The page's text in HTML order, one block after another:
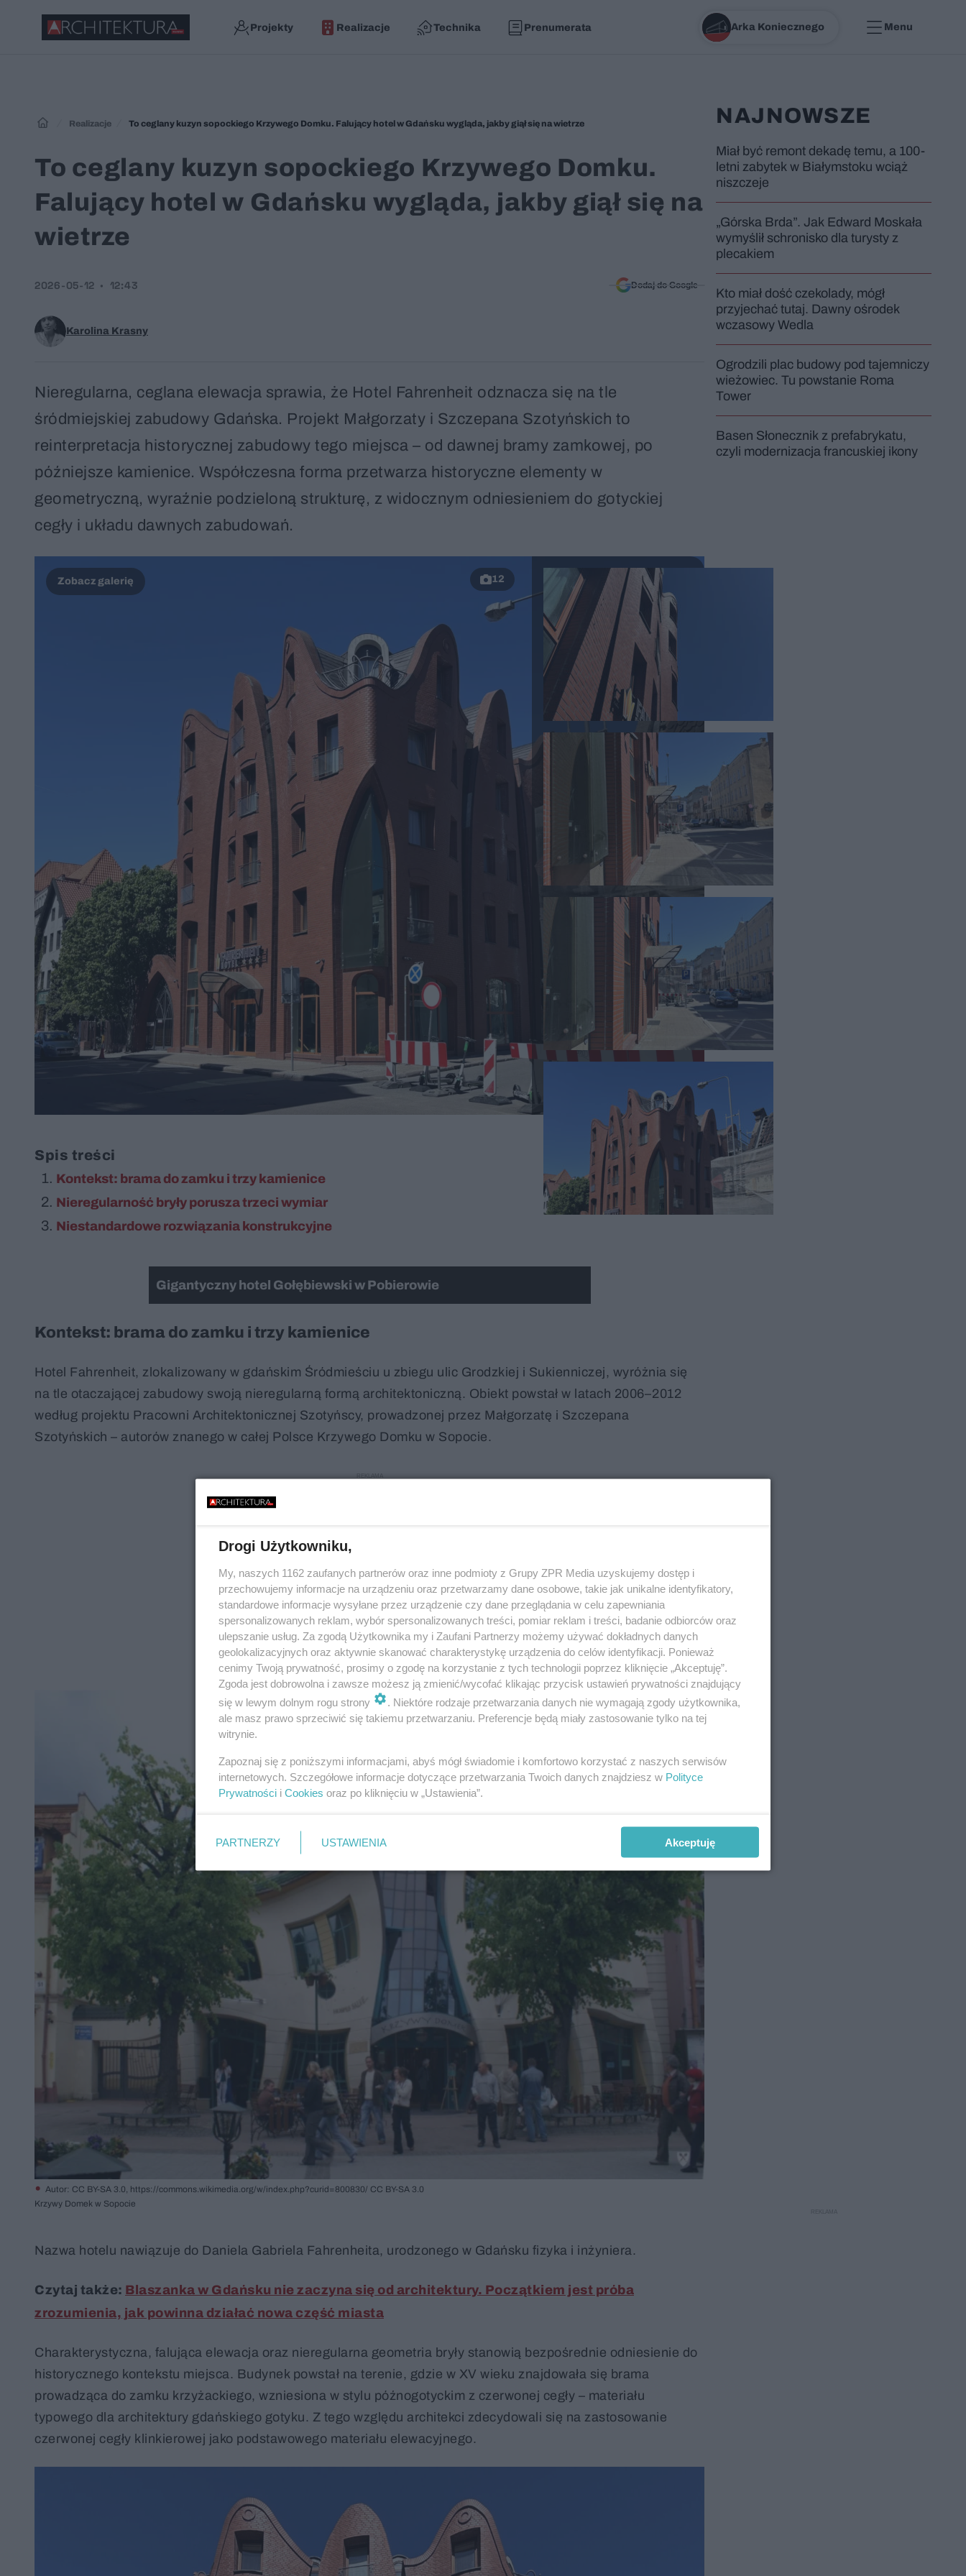
Projekty Realizacje Technika Prenumerata Arka Koniecznego Menu
Realizacje To ceglany kuzyn sopockiego Krzywego Domku. Falujący hotel w Gdańsku wygląda, jakby giął się na wietrze
To ceglany kuzyn sopockiego Krzywego Domku.
Falujący hotel w Gdańsku wygląda, jakby giął się na
wietrze
Karolina Krasny
2026-05-12 12:43 Dodaj do Google
Nieregularna, ceglana elewacja sprawia, że Hotel Fahrenheit odznacza się na tle
śródmiejskiej zabudowy Gdańska. Projekt Małgorzaty i Szczepana Szotyńskich to
reinterpretacja historycznej zabudowy tego miejsca – od dawnej bramy zamkowej, po
późniejsze kamienice. Współczesna forma przetwarza historyczne elementy w
geometryczną, wyraźnie podzieloną strukturę, z widocznym odniesieniem do gotyckiej
cegły i układu dawnych zabudowań.
12
Spis treści
Kontekst: brama do zamku i trzy kamienice
Nieregularność bryły porusza trzeci wymiar
Niestandardowe rozwiązania konstrukcyjne
Gigantyczny hotel Gołębiewski w Pobierowie
Kontekst: brama do zamku i trzy kamienice
Hotel Fahrenheit, zlokalizowany w gdańskim Śródmieściu u zbiegu ulic Grodzkiej i Sukienniczej, wyróżnia się
na tle otaczającej zabudowy swoją nieregularną formą architektoniczną. Obiekt powstał w latach 2006–2012
według projektu Pracowni Architektonicznej Szotyńscy, prowadzonej przez Małgorzatę i Szczepana
Szotyńskich – autorów znanego w całej Polsce Krzywego Domku w Sopocie.
Autor: CC BY-SA 3.0, https://commons.wikimedia.org/w/index.php?curid=800830/ CC BY-SA 3.0
Krzywy Domek w Sopocie
Nazwa hotelu nawiązuje do Daniela Gabriela Fahrenheita, urodzonego w Gdańsku fizyka i inżyniera.
Czytaj także: Blaszanka w Gdańsku nie zaczyna się od architektury. Początkiem jest próba
zrozumienia, jak powinna działać nowa część miasta
Charakterystyczna, falująca elewacja oraz nieregularna geometria bryły stanowią bezpośrednie odniesienie do
historycznego kontekstu miejsca. Budynek powstał na terenie, gdzie w XV wieku znajdowała się brama
prowadząca do zamku krzyżackiego, wzniesiona w stylu późnogotyckim z czerwonej cegły – materiału
typowego dla architektury gdańskiego gotyku. Z tego względu architekci zdecydowali się na zastosowanie
czerwonej cegły klinkierowej jako podstawowego materiału elewacyjnego.
NAJNOWSZE
Miał być remont dekadę temu, a 100-
letni zabytek w Białymstoku wciąż
niszczeje
„Górska Brda”. Jak Edward Moskała
wymyślił schronisko dla turysty z
plecakiem
Kto miał dość czekolady, mógł
przyjechać tutaj. Dawny ośrodek
wczasowy Wedla
Ogrodzili plac budowy pod tajemniczy
wieżowiec. Tu powstanie Roma
Tower
Basen Słonecznik z prefabrykatu,
czyli modernizacja francuskiej ikony
Drogi Użytkowniku,
My, naszych 1162 zaufanych partnerów oraz inne podmioty z Grupy ZPR Media uzyskujemy dostęp i
przechowujemy informacje na urządzeniu oraz przetwarzamy dane osobowe, takie jak unikalne identyfikatory,
standardowe informacje wysyłane przez urządzenie czy dane przeglądania w celu zapewniania
spersonalizowanych reklam, wybór spersonalizowanych treści, pomiar reklam i treści, badanie odbiorców oraz
ulepszanie usług. Za zgodą Użytkownika my i Zaufani Partnerzy możemy używać dokładnych danych
geolokalizacyjnych oraz aktywnie skanować charakterystykę urządzenia do celów identyfikacji. Ponieważ
cenimy Twoją prywatność, prosimy o zgodę na korzystanie z tych technologii poprzez kliknięcie „Akceptuję”.
Zgoda jest dobrowolna i zawsze możesz ją zmienić/wycofać klikając przycisk ustawień prywatności znajdujący
się w lewym dolnym rogu strony
. Niektóre rodzaje przetwarzania danych nie wymagają zgody użytkownika,
ale masz prawo sprzeciwić się takiemu przetwarzaniu. Preferencje będą miały zastosowanie tylko na tej
witrynie.
Zapoznaj się z poniższymi informacjami, abyś mógł świadomie i komfortowo korzystać z naszych serwisów
internetowych. Szczegółowe informacje dotyczące przetwarzania Twoich danych znajdziesz w Polityce
Prywatności i Cookies oraz po kliknięciu w „Ustawienia”.
PARTNERZY USTAWIENIA Akceptuję